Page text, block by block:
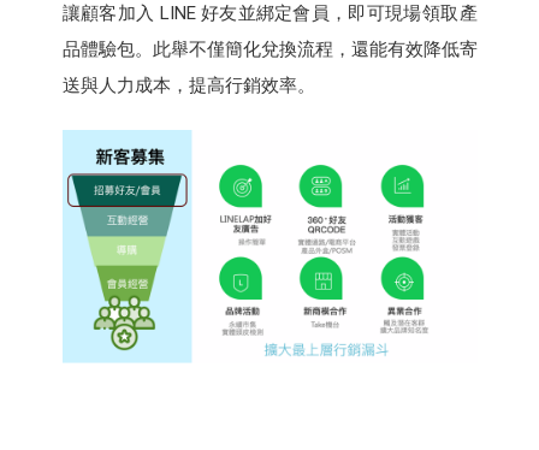
讓顧客加入 LINE 好友並綁定會員，即可現場領取產
品體驗包。此舉不僅簡化兌換流程，還能有效降低寄
送與人力成本，提高行銷效率。